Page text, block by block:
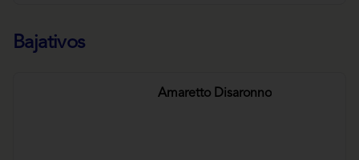
Bajativos
Amaretto Disaronno